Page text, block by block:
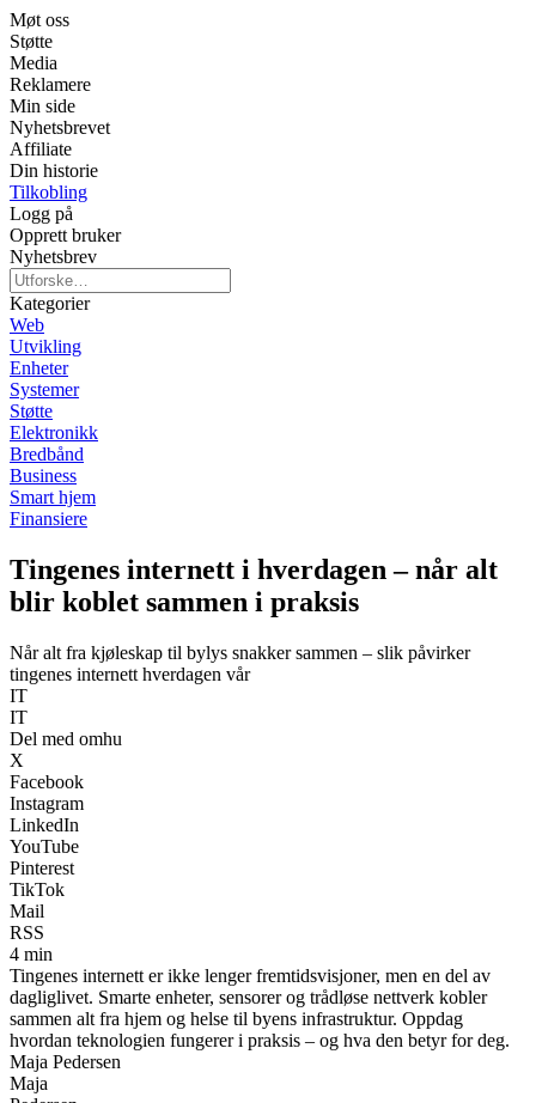
Møt oss
Støtte
Media
Reklamere
Min side
Nyhetsbrevet
Affiliate
Din historie
Tilkobling
Logg på
Opprett bruker
Nyhetsbrev
Kategorier
Web
Utvikling
Enheter
Systemer
Støtte
Elektronikk
Bredbånd
Business
Smart hjem
Finansiere
Tingenes internett i hverdagen – når alt
blir koblet sammen i praksis
Når alt fra kjøleskap til bylys snakker sammen – slik påvirker
tingenes internett hverdagen vår
IT
IT
Del med omhu
X
Facebook
Instagram
LinkedIn
YouTube
Pinterest
TikTok
Mail
RSS
4 min
Tingenes internett er ikke lenger fremtidsvisjoner, men en del av
dagliglivet. Smarte enheter, sensorer og trådløse nettverk kobler
sammen alt fra hjem og helse til byens infrastruktur. Oppdag
hvordan teknologien fungerer i praksis – og hva den betyr for deg.
Maja Pedersen
Maja